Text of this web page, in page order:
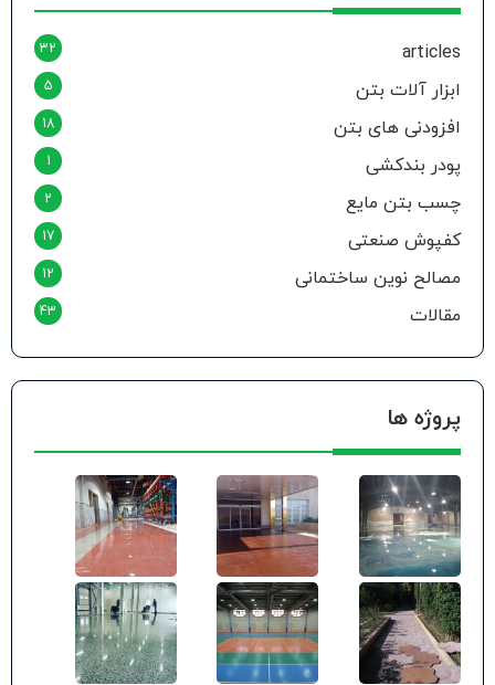
articles
32
ابزار آلات بتن 5
افزودنی های بتن 18
پودر بندکشی 1
چسب بتن مایع 2
کفپوش صنعتی 17
مصالح نوین ساختمانی 12
مقالات 43
پروژه ها